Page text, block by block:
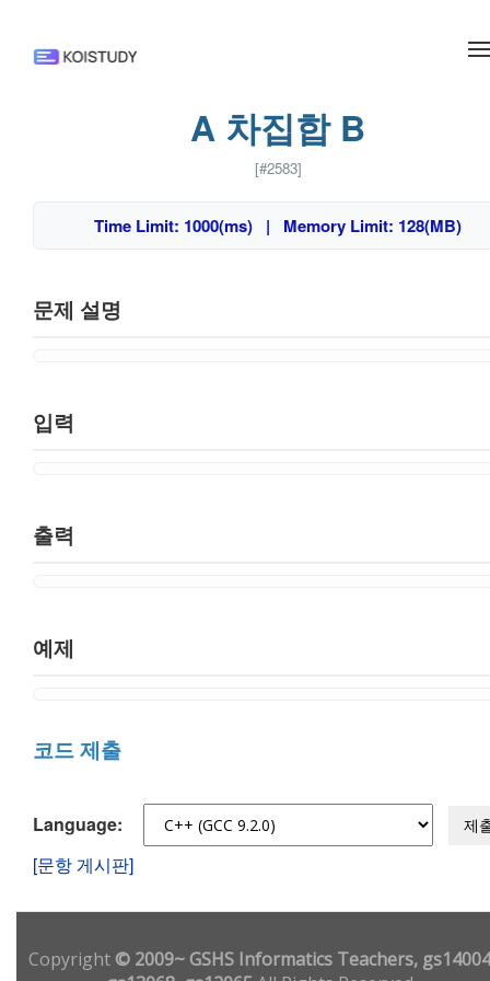
A 차집합 B
[#2583]
Time Limit: 1000(ms) | Memory Limit: 128(MB)
문제 설명
입력
출력
예제
코드 제출
Language: 제
[문항 게시판]
Copyright© 2009~ GSHS Informatics Teachers,